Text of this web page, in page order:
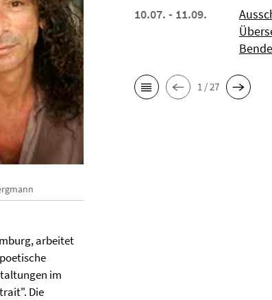
arbeitet
im
Die
10.07. - 11.09.
1 / 27